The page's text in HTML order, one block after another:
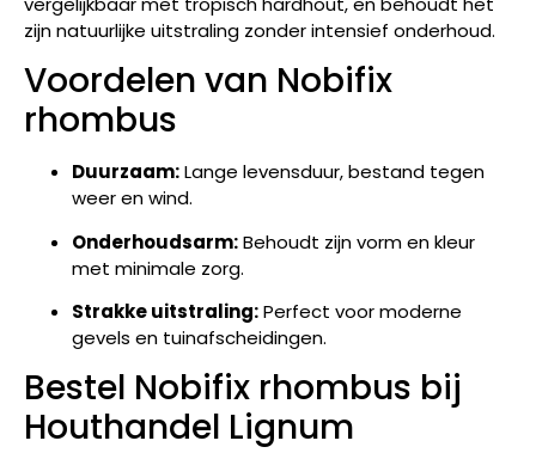
zijn natuurlijke uitstraling zonder intensief onderhoud.
Voordelen van Nobifix
rhombus
Duurzaam:Lange levensduur, bestand tegen
weer en wind.
Onderhoudsarm:Behoudt zijn vorm en kleur
met minimale zorg.
Strakke uitstraling:Perfect voor moderne
gevels en tuinafscheidingen.
Bestel Nobifix rhombus bij
Houthandel Lignum